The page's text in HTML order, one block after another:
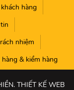
hàng
nhiệm
& kiểm hàng
THIẾT KẾ WEB